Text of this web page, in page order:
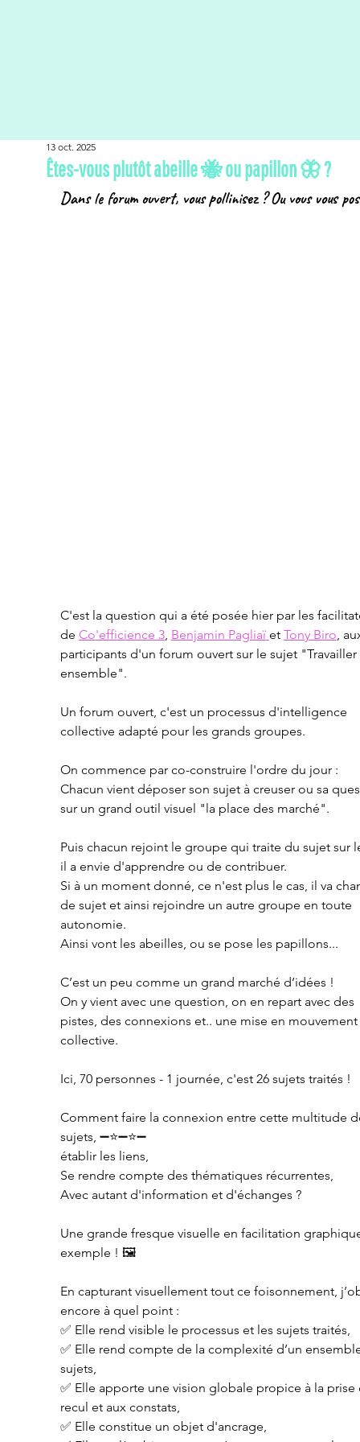
Êtes-vous plutôt abeille 🐝 ou papillon 🦋 ?
13 oct. 2025
Dans le forum ouvert, vous pollinisez ? Ou vous vous
C'est la question qui a été posée hier par les
de Co'efficience 3, Benjamin Pagliaï et Tony Biro,
participants d'un forum ouvert sur le sujet "Travailler
ensemble".
Un forum ouvert, c'est un processus d'intelligence
collective adapté pour les grands groupes.
On commence par co-construire l'ordre du jour :
Chacun vient déposer son sujet à creuser ou sa
sur un grand outil visuel "la place des marché".
Puis chacun rejoint le groupe qui traite du sujet sur
il a envie d'apprendre ou de contribuer.
Si à un moment donné, ce n'est plus le cas, il va
de sujet et ainsi rejoindre un autre groupe en toute
autonomie.
Ainsi vont les abeilles, ou se pose les papillons...
C’est un peu comme un grand marché d’idées !
On y vient avec une question, on en repart avec des
pistes, des connexions et.. une mise en mouvement
collective.
Ici, 70 personnes - 1 journée, c'est 26 sujets traités !
Comment faire la connexion entre cette multitude
sujets, ➖⭐➖⭐➖
établir les liens,
Se rendre compte des thématiques récurrentes,
Avec autant d'information et d'échanges ?
Une grande fresque visuelle en facilitation
exemple ! 🖼
En capturant visuellement tout ce foisonnement,
encore à quel point :
✅ Elle rend visible le processus et les sujets traités,
✅ Elle rend compte de la complexité d’un
sujets,
✅ Elle apporte une vision globale propice à la
recul et aux constats,
✅ Elle constitue un objet d'ancrage,